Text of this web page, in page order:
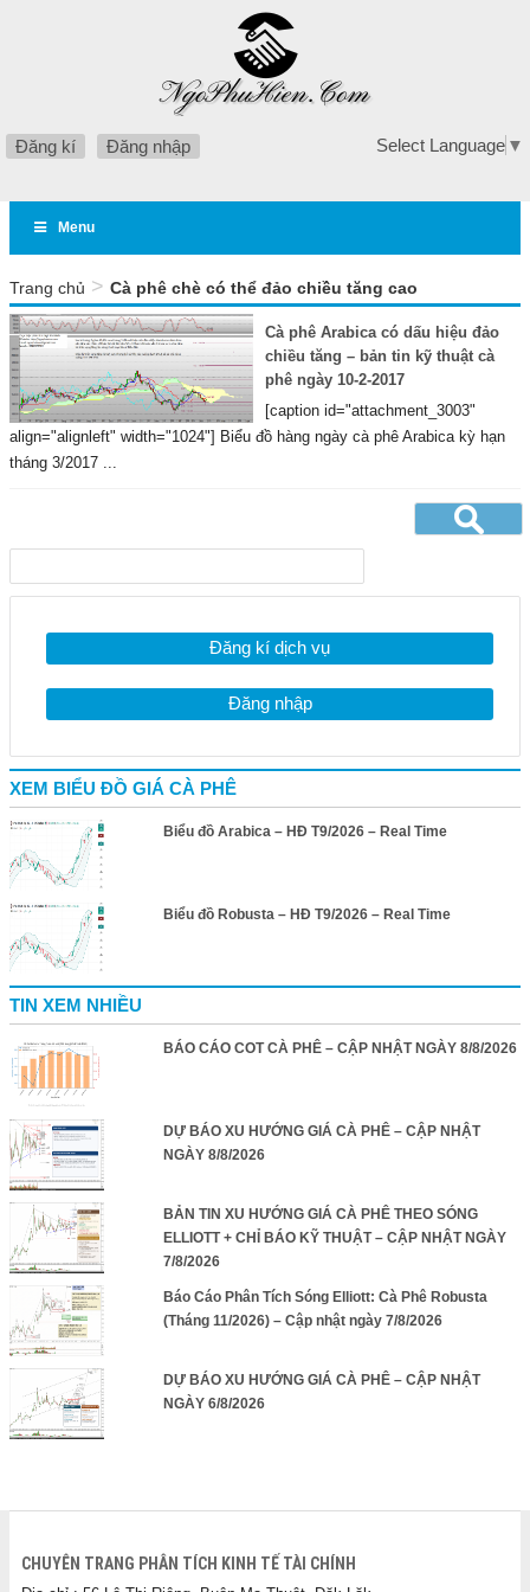
Đăng kí Đăng nhập Select Language ▼
Menu
Trang chủ > Cà phê chè có thể đảo chiều tăng cao
Cà phê Arabica có dấu hiệu đảo
chiều tăng – bản tin kỹ thuật cà
phê ngày 10-2-2017
[caption id="attachment_3003"
align="alignleft" width="1024"] Biểu đồ hàng ngày cà phê Arabica kỳ hạn
tháng 3/2017 ...
Đăng kí dịch vụ
Đăng nhập
XEM BIỂU ĐỒ GIÁ CÀ PHÊ
Biểu đồ Arabica – HĐ T9/2026 – Real Time
Biểu đồ Robusta – HĐ T9/2026 – Real Time
TIN XEM NHIỀU
BÁO CÁO COT CÀ PHÊ – CẬP NHẬT NGÀY 8/8/2026
DỰ BÁO XU HƯỚNG GIÁ CÀ PHÊ – CẬP NHẬT
NGÀY 8/8/2026
BẢN TIN XU HƯỚNG GIÁ CÀ PHÊ THEO SÓNG
ELLIOTT + CHỈ BÁO KỸ THUẬT – CẬP NHẬT NGÀY
7/8/2026
Báo Cáo Phân Tích Sóng Elliott: Cà Phê Robusta
(Tháng 11/2026) – Cập nhật ngày 7/8/2026
DỰ BÁO XU HƯỚNG GIÁ CÀ PHÊ – CẬP NHẬT
NGÀY 6/8/2026
CHUYÊN TRANG PHÂN TÍCH KINH TẾ TÀI CHÍNH